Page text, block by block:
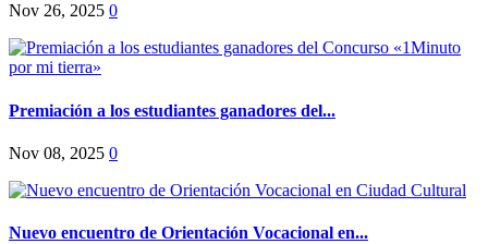
Nov 26, 2025 0
Premiación a los estudiantes ganadores del...
Nov 08, 2025 0
Nuevo encuentro de Orientación Vocacional en...